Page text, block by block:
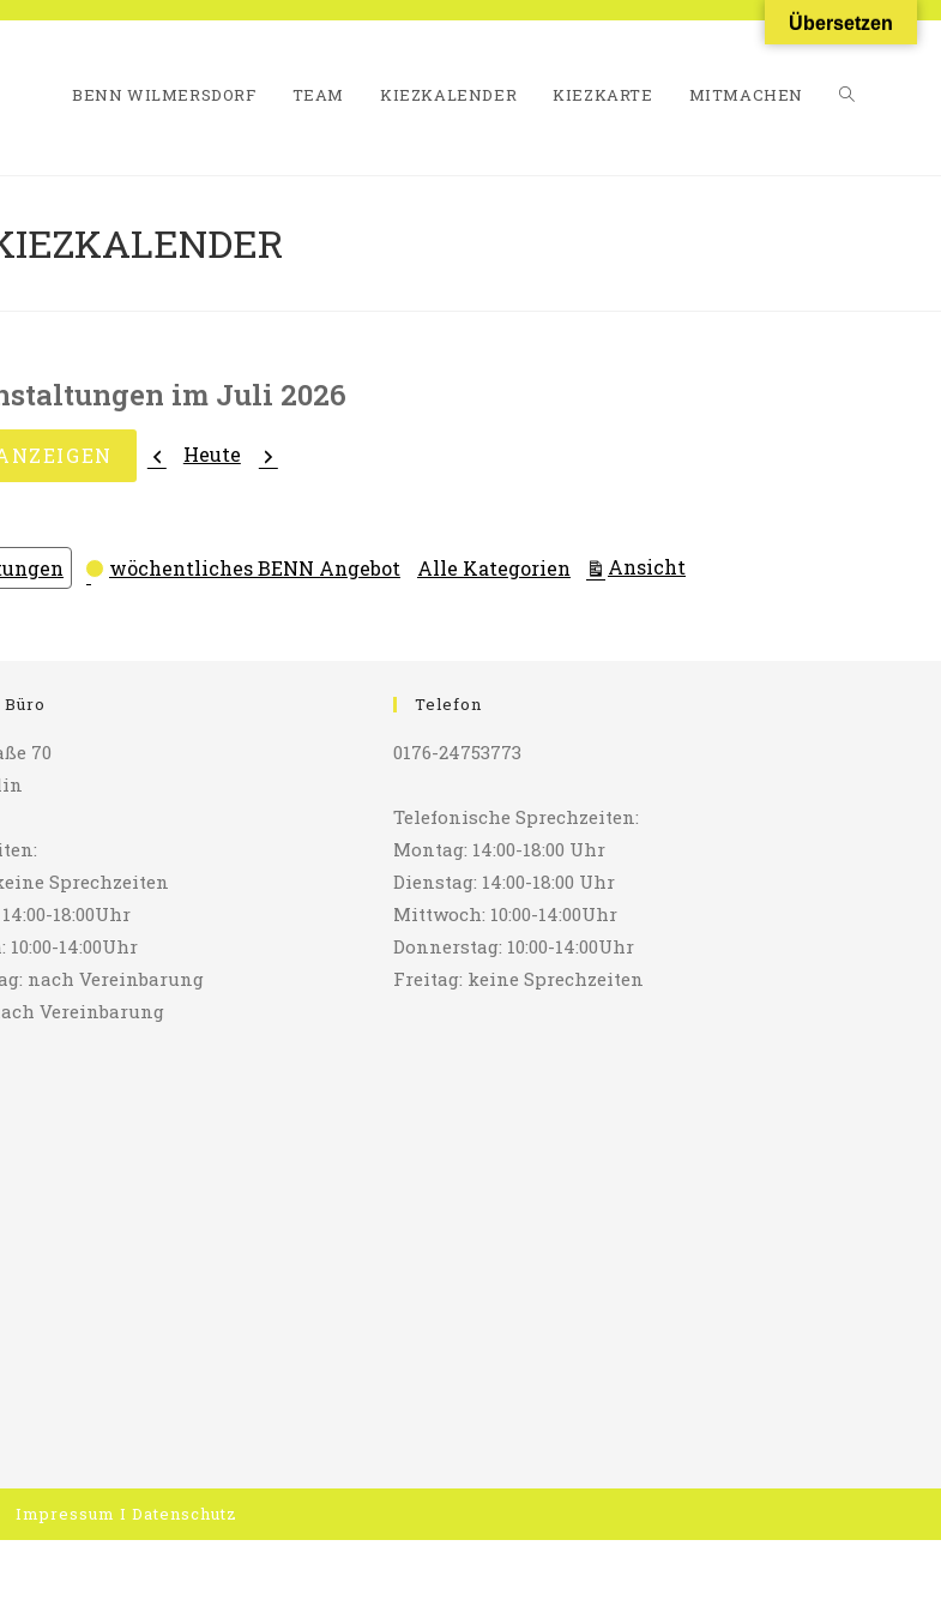
BENN WILMERSDORF TEAM KIEZKALENDER KIEZKARTE MITMACHEN WEBSITE-
im Juli 2026
Zurück
Heute Weiter
wöchentliches BENN Angebot Alle Kategorien Ansicht
70
Sprechzeiten
18:00Uhr
14:00Uhr
nach Vereinbarung
Vereinbarung
Telefon
0176-24753773
Telefonische Sprechzeiten:
Montag: 14:00-18:00 Uhr
Dienstag: 14:00-18:00 Uhr
Mittwoch: 10:00-14:00Uhr
Donnerstag: 10:00-14:00Uhr
Freitag: keine Sprechzeiten
Impressum I Datenschutz
Übersetzen